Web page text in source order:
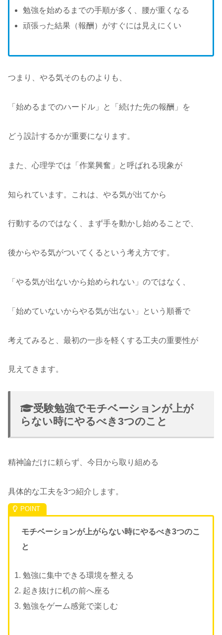
勉強を始めるまでの手順が多く、腰が重くなる
頑張った結果（報酬）がすぐには見えにくい
つまり、やる気そのものよりも、
「始めるまでのハードル」と「続けた先の報酬」を
どう設計するかが重要になります。
また、心理学では「作業興奮」と呼ばれる現象が
知られています。これは、やる気が出てから
行動するのではなく、まず手を動かし始めることで、
後からやる気がついてくるという考え方です。
「やる気が出ないから始められない」のではなく、
「始めていないからやる気が出ない」という順番で
考えてみると、最初の一歩を軽くする工夫の重要性が
見えてきます。
受験勉強でモチベーションが上が
らない時にやるべき3つのこと
精神論だけに頼らず、今日から取り組める
具体的な工夫を3つ紹介します。
モチベーションが上がらない時にやるべき3つのこ
と
勉強に集中できる環境を整える
起き抜けに机の前へ座る
勉強をゲーム感覚で楽しむ